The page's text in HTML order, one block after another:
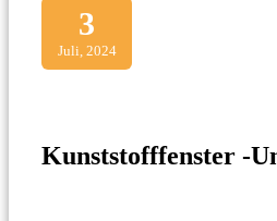
3
Juli, 2024
Kunststofffenster -